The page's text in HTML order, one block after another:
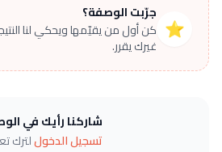
⭐
جرّبت الوصفة؟
كن أول من يقيّمها ويحكي لنا
غيرك يقرر.
شاركنا رأيك في
تسجيل الدخوللترك